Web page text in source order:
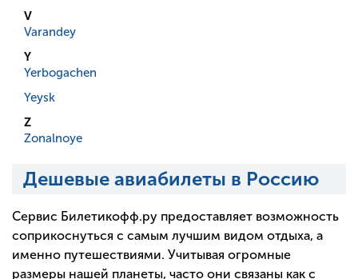
V
Varandey
Y
Yerbogachen
Yeysk
Z
Zonalnoye
Дешевые авиабилеты в Россию
Сервис Билетикофф.ру предоставляет возможность
соприкоснуться с самым лучшим видом отдыха, а
именно путешествиями. Учитывая огромные
размеры нашей планеты, часто они связаны как с